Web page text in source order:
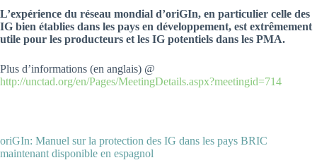
L’expérience du réseau mondial d’oriGIn, en particulier celle des
IG bien établies dans les pays en développement, est extrêmement
utile pour les producteurs et les IG potentiels dans les PMA.
Plus d’informations (en anglais) @
http://unctad.org/en/Pages/MeetingDetails.aspx?meetingid=714
oriGIn: Manuel sur la protection des IG dans les pays BRIC
maintenant disponible en espagnol